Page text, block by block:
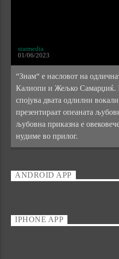
starmedia
01/06/2023
“Знам“ е насловот на
Калиопи и Жељко Самарџиќ.
спојува двата одлилни
презентираат опеаната
љубовна приказна е
нудиме во прилог.
ANDROID APP
IPHONE APP